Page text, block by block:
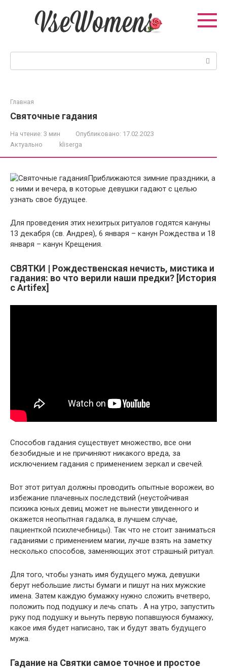
Главная
Святочные гадания
На чтение: 3 мин Опубликовано: 17.02.2023
Актуально
kliserga
Приближаются зимние праздники, а
с ними и вечера, в которые девушки гадают с целью
узнать свое будущее.
Для проведения этих нехитрых ритуалов годятся кануны
13 декабря (св. Андрея), 6 января – канун Рождества и 18
января – канун Крещения.
СВЯТКИ | Рождественская нечисть, мистика и
гадания: во что верили наши предки? [История
с Artifex]
Способов гадания существует множество, все они
безобидные и не причиняют никакого вреда, за
исключением гадания с применением зеркал и свечей.
Вот этот ритуал должны проводить опытные ворожеи, во
избежание плачевных последствий (неустойчивая
психика юных девиц может не вынести увиденного и
окажется неопытная гадалка, в лучшем случае,
пациенткой психлечебницы). Так что не стоит заниматься
гаданиями с применением магии, лучше взять на заметку
несколько способов, заменяющих этот страшный ритуал.
Для того, чтобы узнать имя будущего мужа, девушки
берут небольшие листы бумаги и пишут на них мужские
имена. Затем каждую бумажку нужно сложить вчетверо,
положить под подушку и лечь спать . А на утро, запустить
руку под подушку и вынуть первую попавшуюся бумажку,
какое имя будет написано, так и будут звать будущего
мужа.
Гадание на Святки самое точное и простое